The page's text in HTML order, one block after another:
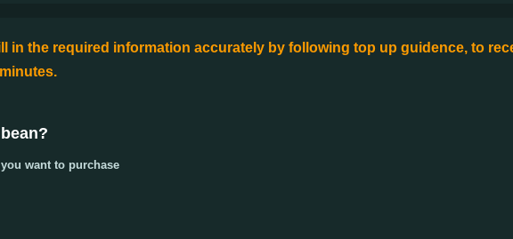
in the required information accurately by following top up guidence, to
?
want to purchase